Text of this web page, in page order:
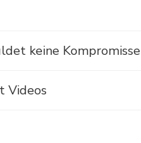
keine Kompromisse
Videos